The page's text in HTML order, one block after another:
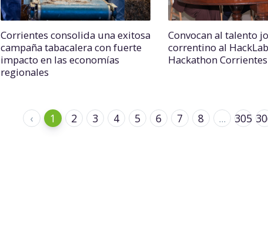
Corrientes consolida una exitosa
campaña tabacalera con fuerte
impacto en las economías
regionales
Convocan al talento
correntino al
Hackathon
‹ 1 2 3 4 5 6 7 8 ... 305